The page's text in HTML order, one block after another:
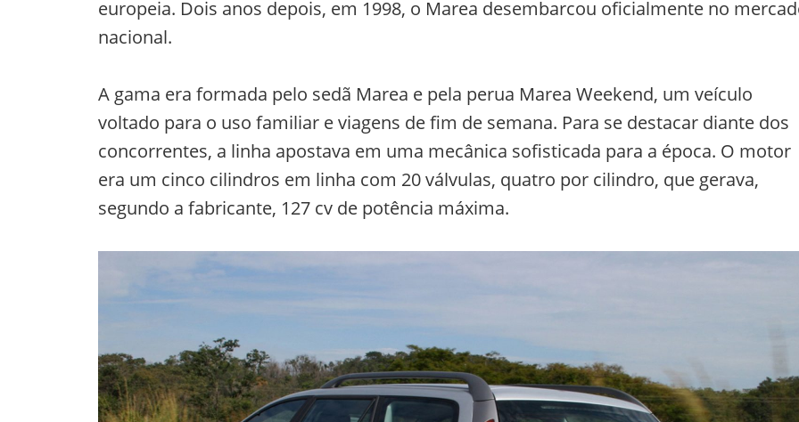
europeia. Dois anos depois, em 1998, o Marea desembarcou oficialmente no
nacional.
A gama era formada pelo sedã Marea e pela perua Marea Weekend, um veículo
voltado para o uso familiar e viagens de fim de semana. Para se destacar diante dos
concorrentes, a linha apostava em uma mecânica sofisticada para a época. O motor
era um cinco cilindros em linha com 20 válvulas, quatro por cilindro, que gerava,
segundo a fabricante, 127 cv de potência máxima.